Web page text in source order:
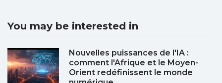
You may be interested in
Nouvelles puissances de l'IA :
comment l'Afrique et le Moyen-
Orient redéfinissent le monde